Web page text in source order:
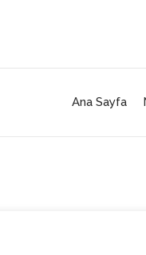
Ana Sayfa